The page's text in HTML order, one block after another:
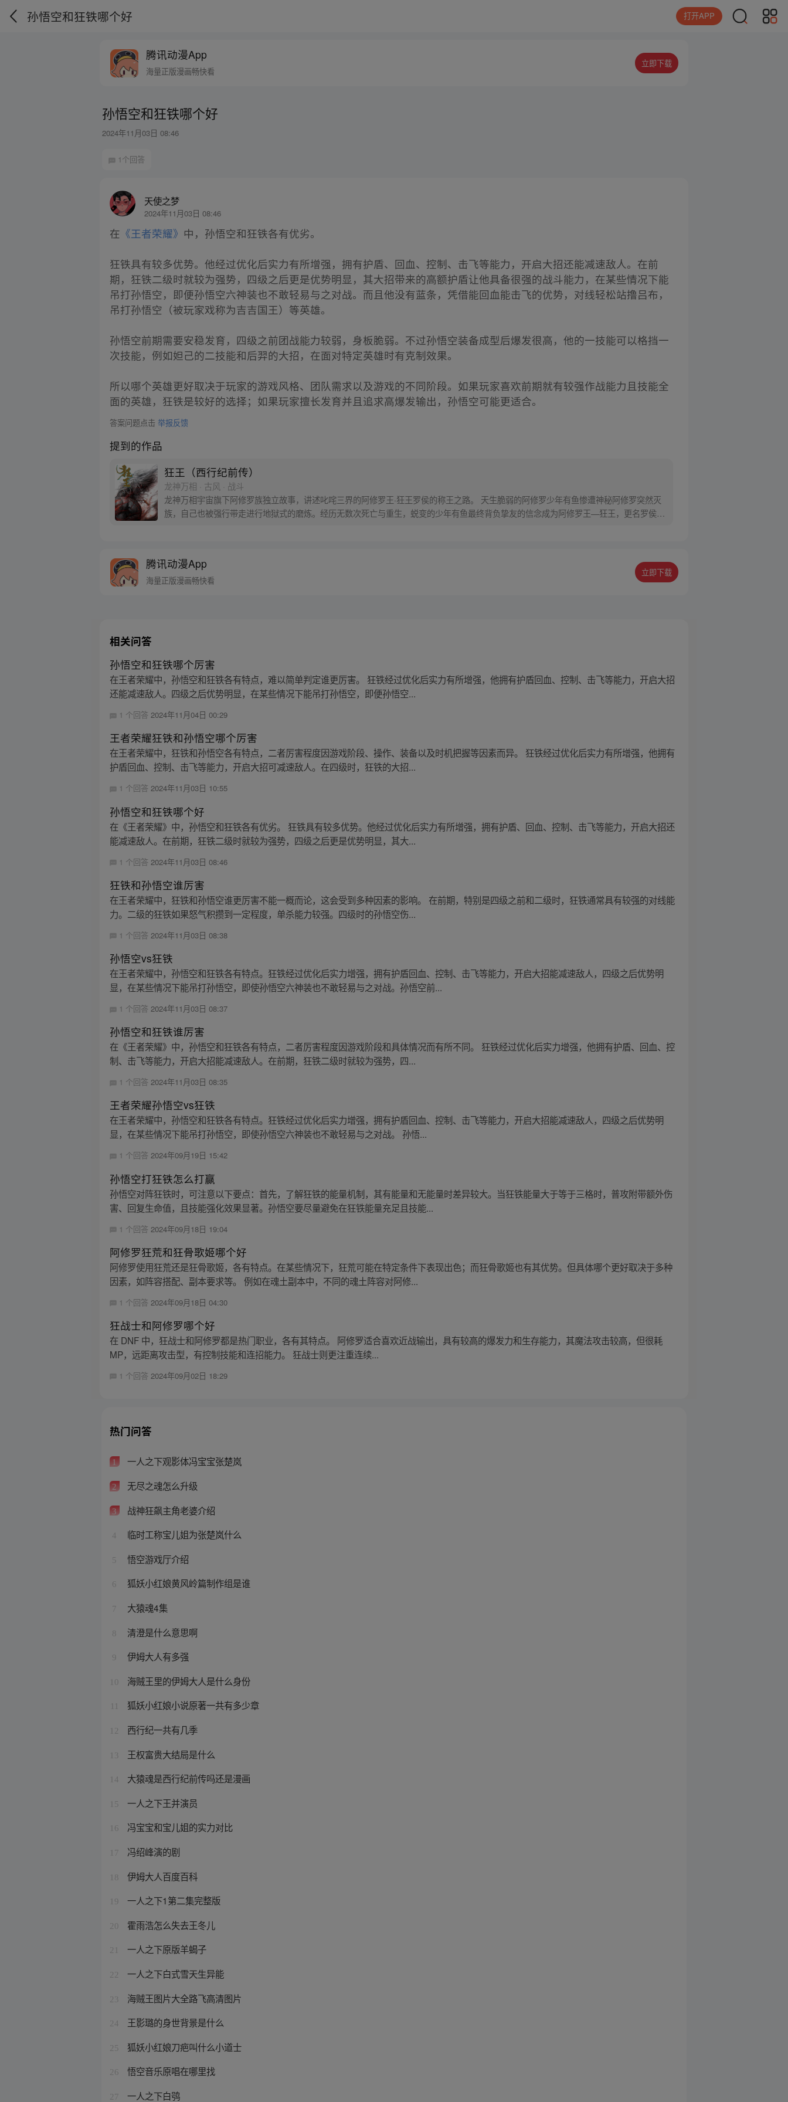
孙悟空和狂铁哪个好 打开APP
腾讯动漫App
海量正版漫画畅快看
立即下载
孙悟空和狂铁哪个好
2024年11月03日 08:46
1个回答
天使之梦
2024年11月03日 08:46
在 《王者荣耀》 中，孙悟空和狂铁各有优劣。
狂铁具有较多优势。他经过优化后实力有所增强，拥有护盾、回血、控制、击飞等能力，开启大招还能减速敌人。在前
期，狂铁二级时就较为强势，四级之后更是优势明显，其大招带来的高额护盾让他具备很强的战斗能力，在某些情况下能
吊打孙悟空，即便孙悟空六神装也不敢轻易与之对战。而且他没有蓝条，凭借能回血能击飞的优势，对线轻松站撸吕布，
吊打孙悟空（被玩家戏称为吉吉国王）等英雄。
孙悟空前期需要安稳发育，四级之前团战能力较弱，身板脆弱。不过孙悟空装备成型后爆发很高，他的一技能可以格挡一
次技能，例如妲己的二技能和后羿的大招，在面对特定英雄时有克制效果。
所以哪个英雄更好取决于玩家的游戏风格、团队需求以及游戏的不同阶段。如果玩家喜欢前期就有较强作战能力且技能全
面的英雄，狂铁是较好的选择；如果玩家擅长发育并且追求高爆发输出，孙悟空可能更适合。
答案问题点击举报反馈
提到的作品
狂王（西行纪前传）
龙神万相 · 古风 · 战斗
龙神万相宇宙旗下阿修罗族独立故事，讲述叱咤三界的阿修罗王·狂王罗侯的称王之路。 天生脆弱的阿修罗少年有鱼惨遭神秘阿修罗突然灭
族，自己也被强行带走进行地狱式的磨炼。经历无数次死亡与重生，蜕变的少年有鱼最终背负挚友的信念成为阿修罗王—狂王，更名罗侯。
腾讯动漫App
海量正版漫画畅快看
立即下载
相关问答
孙悟空和狂铁哪个厉害
在王者荣耀中，孙悟空和狂铁各有特点，难以简单判定谁更厉害。 狂铁经过优化后实力有所增强，他拥有护盾回血、控制、击飞等能力，开启大招
还能减速敌人。四级之后优势明显，在某些情况下能吊打孙悟空，即便孙悟空...
1 个回答2024年11月04日 00:29
王者荣耀狂铁和孙悟空哪个厉害
在王者荣耀中，狂铁和孙悟空各有特点，二者厉害程度因游戏阶段、操作、装备以及时机把握等因素而异。 狂铁经过优化后实力有所增强，他拥有
护盾回血、控制、击飞等能力，开启大招可减速敌人。在四级时，狂铁的大招...
1 个回答2024年11月03日 10:55
孙悟空和狂铁哪个好
在《王者荣耀》中，孙悟空和狂铁各有优劣。 狂铁具有较多优势。他经过优化后实力有所增强，拥有护盾、回血、控制、击飞等能力，开启大招还
能减速敌人。在前期，狂铁二级时就较为强势，四级之后更是优势明显，其大...
1 个回答 2024年11月03日 08:46
狂铁和孙悟空谁厉害
在王者荣耀中，狂铁和孙悟空谁更厉害不能一概而论，这会受到多种因素的影响。 在前期，特别是四级之前和二级时，狂铁通常具有较强的对线能
力。二级的狂铁如果怒气积攒到一定程度，单杀能力较强。四级时的孙悟空伤...
1 个回答 2024年11月03日 08:38
孙悟空vs狂铁
在王者荣耀中，孙悟空和狂铁各有特点。狂铁经过优化后实力增强，拥有护盾回血、控制、击飞等能力，开启大招能减速敌人，四级之后优势明
显，在某些情况下能吊打孙悟空，即使孙悟空六神装也不敢轻易与之对战。孙悟空前...
1 个回答2024年11月03日 08:37
孙悟空和狂铁谁厉害
在《王者荣耀》中，孙悟空和狂铁各有特点，二者厉害程度因游戏阶段和具体情况而有所不同。 狂铁经过优化后实力增强，他拥有护盾、回血、控
制、击飞等能力，开启大招能减速敌人。在前期，狂铁二级时就较为强势，四...
1 个回答2024年11月03日 08:35
王者荣耀孙悟空vs狂铁
在王者荣耀中，孙悟空和狂铁各有特点。狂铁经过优化后实力增强，拥有护盾回血、控制、击飞等能力，开启大招能减速敌人，四级之后优势明
显，在某些情况下能吊打孙悟空，即使孙悟空六神装也不敢轻易与之对战。 孙悟...
1 个回答2024年09月19日 15:42
孙悟空打狂铁怎么打赢
孙悟空对阵狂铁时，可注意以下要点：首先，了解狂铁的能量机制，其有能量和无能量时差异较大。当狂铁能量大于等于三格时，普攻附带额外伤
害、回复生命值，且技能强化效果显著。孙悟空要尽量避免在狂铁能量充足且技能...
1 个回答 2024年09月18日 19:04
阿修罗狂荒和狂骨歌姬哪个好
阿修罗使用狂荒还是狂骨歌姬，各有特点。在某些情况下，狂荒可能在特定条件下表现出色；而狂骨歌姬也有其优势。但具体哪个更好取决于多种
因素，如阵容搭配、副本要求等。 例如在魂土副本中，不同的魂土阵容对阿修...
1 个回答 2024年09月18日 04:30
狂战士和阿修罗哪个好
在 DNF 中，狂战士和阿修罗都是热门职业，各有其特点。 阿修罗适合喜欢近战输出，具有较高的爆发力和生存能力，其魔法攻击较高，但很耗
MP，远距离攻击型，有控制技能和连招能力。 狂战士则更注重连续...
1 个回答2024年09月02日 18:29
热门问答
1 一人之下观影体冯宝宝张楚岚
2 无尽之魂怎么升级
3 战神狂飙主角老婆介绍
4 临时工称宝儿姐为张楚岚什么
5 悟空游戏厅介绍
6 狐妖小红娘黄风岭篇制作组是谁
7 大猿魂4集
8 清澄是什么意思啊
9 伊姆大人有多强
10 海贼王里的伊姆大人是什么身份
狐妖小红娘小说原著一共有多少章
12 西行纪一共有几季
13 王权富贵大结局是什么
14 大猿魂是西行纪前传吗还是漫画
15 一人之下王并演员
16 冯宝宝和宝儿姐的实力对比
17 冯绍峰演的剧
18 伊姆大人百度百科
19 一人之下1第二集完整版
20 霍雨浩怎么失去王冬儿
21 一人之下原版羊蝎子
22 一人之下白式雪天生异能
23 海贼王图片大全路飞高清图片
24 王影璐的身世背景是什么
25 狐妖小红娘刀疤叫什么小道士
26 悟空音乐原唱在哪里找
27 一人之下白鸮